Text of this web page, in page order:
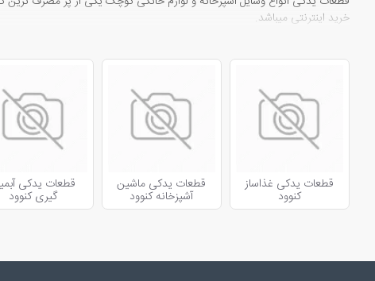
خرید اینترنتی میباشد.
قطعات یدکی غذاساز
کنوود
قطعات یدکی ماشین
آشپزخانه کنوود
قطعات یدکی
گیری کنوود